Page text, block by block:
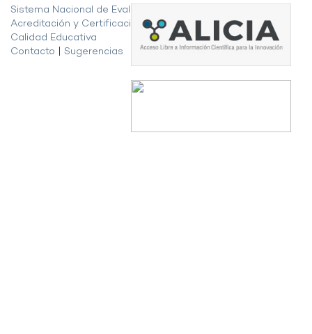
Sistema Nacional de Evaluación,
Acreditación y Certificación de la
Calidad Educativa
Contacto
Sugerencias